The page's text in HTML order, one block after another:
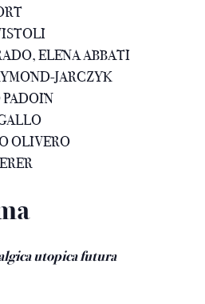
ELENA ABBATI
JARCZYK
OLIVERO
utopica futura